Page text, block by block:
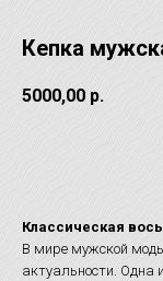
Кепка
5000,00 р.
Классическая
В мире мужской
актуальности. Одна